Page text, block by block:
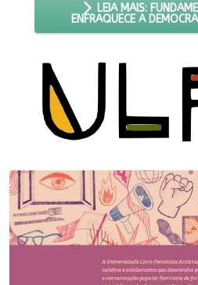
LEIA MAIS:
ENFRAQUECE A